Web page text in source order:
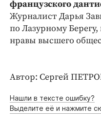
Работодатель
французского
Журналист Дарья
по Лазурному
нравы высшего
Автор: Сергей
Нашли в тексте ошибку?
Выделите её и нажмите